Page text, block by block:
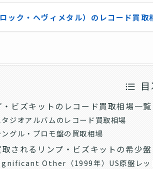
ック・ヘヴィメタル）のレコード買取
・ビズキットのレコード買取相場一覧
タジオアルバムのレコード買取相場
ングル・プロモ盤の買取相場
されるリンプ・ビズキットの希少
Other（1999年）US原盤レッ